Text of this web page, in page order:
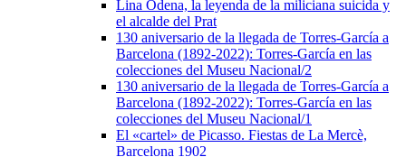
Lina Ódena, la leyenda de la miliciana suicida y
el alcalde del Prat
130 aniversario de la llegada de Torres-García a
Barcelona (1892-2022): Torres-García en las
colecciones del Museu Nacional/2
130 aniversario de la llegada de Torres-García a
Barcelona (1892-2022): Torres-García en las
colecciones del Museu Nacional/1
El «cartel» de Picasso. Fiestas de La Mercè,
Barcelona 1902